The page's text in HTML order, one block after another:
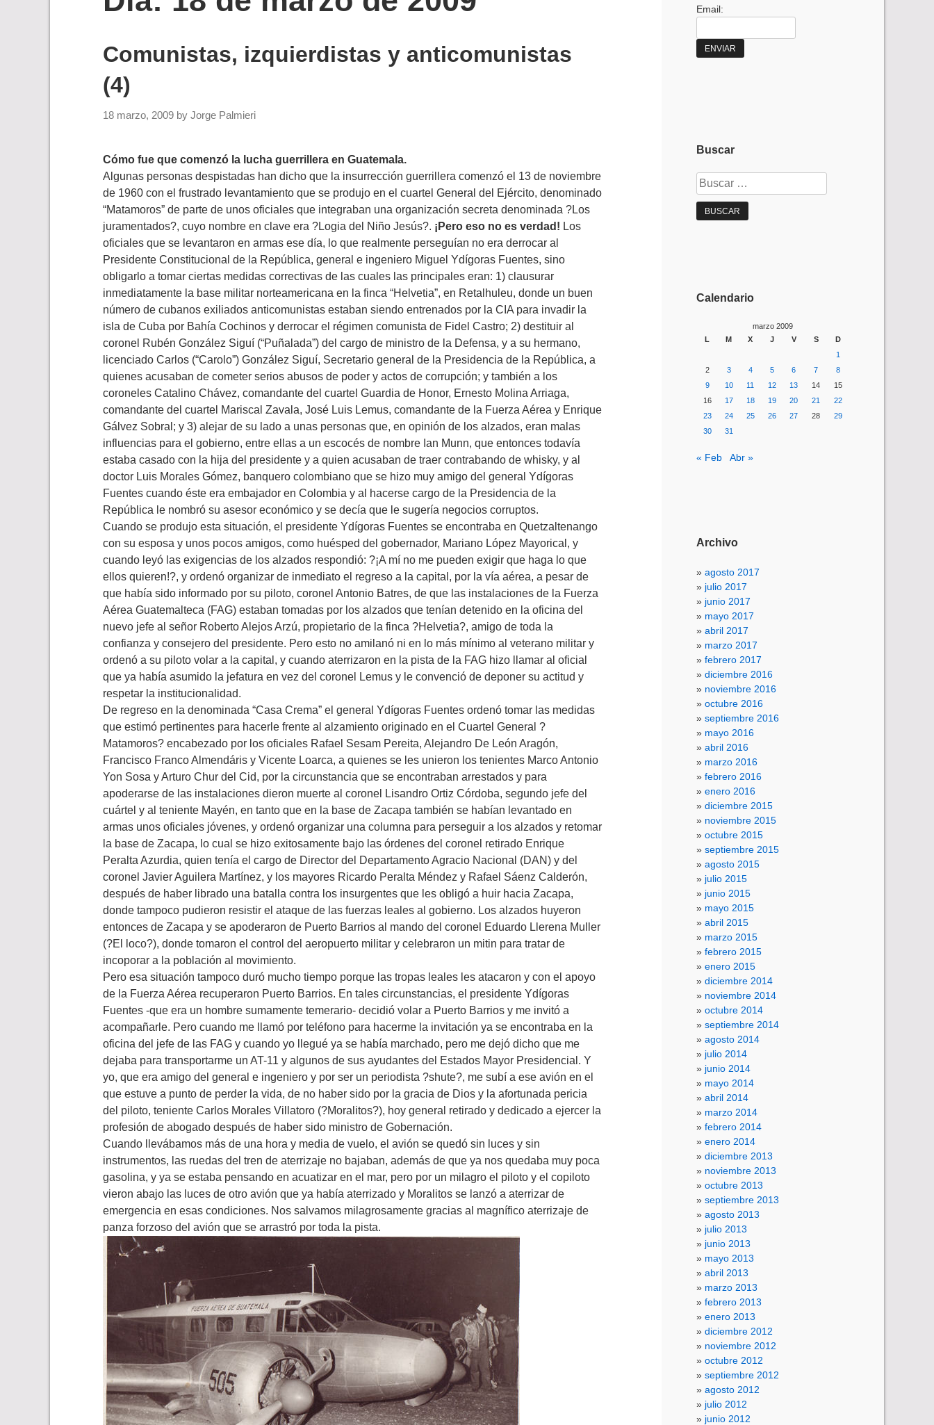
Comunistas, izquierdistas y anticomunistas
(4)
18 marzo, 2009 by Jorge Palmieri
Cómo fue que comenzó la lucha guerrillera en Guatemala.
Algunas personas despistadas han dicho que la insurrección guerrillera comenzó el 13 de noviembre
de 1960 con el frustrado levantamiento que se produjo en el cuartel General del Ejército, denominado
“Matamoros” de parte de unos oficiales que integraban una organización secreta denominada ?Los
juramentados?, cuyo nombre en clave era ?Logia del Niño Jesús?. ¡Pero eso no es verdad! Los
oficiales que se levantaron en armas ese día, lo que realmente perseguían no era derrocar al
Presidente Constitucional de la República, general e ingeniero Miguel Ydígoras Fuentes, sino
obligarlo a tomar ciertas medidas correctivas de las cuales las principales eran: 1) clausurar
inmediatamente la base militar norteamericana en la finca “Helvetia”, en Retalhuleu, donde un buen
número de cubanos exiliados anticomunistas estaban siendo entrenados por la CIA para invadir la
isla de Cuba por Bahía Cochinos y derrocar el régimen comunista de Fidel Castro; 2) destituir al
coronel Rubén González Siguí (“Puñalada”) del cargo de ministro de la Defensa, y a su hermano,
licenciado Carlos (“Carolo”) González Siguí, Secretario general de la Presidencia de la República, a
quienes acusaban de cometer serios abusos de poder y actos de corrupción; y también a los
coroneles Catalino Chávez, comandante del cuartel Guardia de Honor, Ernesto Molina Arriaga,
comandante del cuartel Mariscal Zavala, José Luis Lemus, comandante de la Fuerza Aérea y Enrique
Gálvez Sobral; y 3) alejar de su lado a unas personas que, en opinión de los alzados, eran malas
influencias para el gobierno, entre ellas a un escocés de nombre Ian Munn, que entonces todavía
estaba casado con la hija del presidente y a quien acusaban de traer contrabando de whisky, y al
doctor Luis Morales Gómez, banquero colombiano que se hizo muy amigo del general Ydígoras
Fuentes cuando éste era embajador en Colombia y al hacerse cargo de la Presidencia de la
República le nombró su asesor económico y se decía que le sugería negocios corruptos.
Cuando se produjo esta situación, el presidente Ydígoras Fuentes se encontraba en Quetzaltenango
con su esposa y unos pocos amigos, como huésped del gobernador, Mariano López Mayorical, y
cuando leyó las exigencias de los alzados respondió: ?¡A mí no me pueden exigir que haga lo que
ellos quieren!?, y ordenó organizar de inmediato el regreso a la capital, por la vía aérea, a pesar de
que había sido informado por su piloto, coronel Antonio Batres, de que las instalaciones de la Fuerza
Aérea Guatemalteca (FAG) estaban tomadas por los alzados que tenían detenido en la oficina del
nuevo jefe al señor Roberto Alejos Arzú, propietario de la finca ?Helvetia?, amigo de toda la
confianza y consejero del presidente. Pero esto no amilanó ni en lo más mínimo al veterano militar y
ordenó a su piloto volar a la capital, y cuando aterrizaron en la pista de la FAG hizo llamar al oficial
que ya había asumido la jefatura en vez del coronel Lemus y le convenció de deponer su actitud y
respetar la institucionalidad.
De regreso en la denominada “Casa Crema” el general Ydígoras Fuentes ordenó tomar las medidas
que estimó pertinentes para hacerle frente al alzamiento originado en el Cuartel General ?
Matamoros? encabezado por los oficiales Rafael Sesam Pereita, Alejandro De León Aragón,
Francisco Franco Almendáris y Vicente Loarca, a quienes se les unieron los tenientes Marco Antonio
Yon Sosa y Arturo Chur del Cid, por la circunstancia que se encontraban arrestados y para
apoderarse de las instalaciones dieron muerte al coronel Lisandro Ortiz Córdoba, segundo jefe del
cuártel y al teniente Mayén, en tanto que en la base de Zacapa también se habían levantado en
armas unos oficiales jóvenes, y ordenó organizar una columna para perseguir a los alzados y retomar
la base de Zacapa, lo cual se hizo exitosamente bajo las órdenes del coronel retirado Enrique
Peralta Azurdia, quien tenía el cargo de Director del Departamento Agracio Nacional (DAN) y del
coronel Javier Aguilera Martínez, y los mayores Ricardo Peralta Méndez y Rafael Sáenz Calderón,
después de haber librado una batalla contra los insurgentes que les obligó a huir hacia Zacapa,
donde tampoco pudieron resistir el ataque de las fuerzas leales al gobierno. Los alzados huyeron
entonces de Zacapa y se apoderaron de Puerto Barrios al mando del coronel Eduardo Llerena Muller
(?El loco?), donde tomaron el control del aeropuerto militar y celebraron un mitin para tratar de
incoporar a la población al movimiento.
Pero esa situación tampoco duró mucho tiempo porque las tropas leales les atacaron y con el apoyo
de la Fuerza Aérea recuperaron Puerto Barrios. En tales circunstancias, el presidente Ydígoras
Fuentes -que era un hombre sumamente temerario- decidió volar a Puerto Barrios y me invitó a
acompañarle. Pero cuando me llamó por teléfono para hacerme la invitación ya se encontraba en la
oficina del jefe de las FAG y cuando yo llegué ya se había marchado, pero me dejó dicho que me
dejaba para transportarme un AT-11 y algunos de sus ayudantes del Estados Mayor Presidencial. Y
yo, que era amigo del general e ingeniero y por ser un periodista ?shute?, me subí a ese avión en el
que estuve a punto de perder la vida, de no haber sido por la gracia de Dios y la afortunada pericia
del piloto, teniente Carlos Morales Villatoro (?Moralitos?), hoy general retirado y dedicado a ejercer la
profesión de abogado después de haber sido ministro de Gobernación.
Cuando llevábamos más de una hora y media de vuelo, el avión se quedó sin luces y sin
instrumentos, las ruedas del tren de aterrizaje no bajaban, además de que ya nos quedaba muy poca
gasolina, y ya se estaba pensando en acuatizar en el mar, pero por un milagro el piloto y el copiloto
vieron abajo las luces de otro avión que ya había aterrizado y Moralitos se lanzó a aterrizar de
emergencia en esas condiciones. Nos salvamos milagrosamente gracias al magnífico aterrizaje de
panza forzoso del avión que se arrastró por toda la pista.
Email:
Buscar
Buscar:
Calendario
marzo 2009
L
M X J V S
D
1
2
3 4 5 6 7
8
9
10 11 12 13 14
15
16
17 18 19 20 21
22
23
24 25 26 27 28
29
30
31
« Feb Abr »
Archivo
agosto 2017
julio 2017
junio 2017
mayo 2017
abril 2017
marzo 2017
febrero 2017
diciembre 2016
noviembre 2016
octubre 2016
septiembre 2016
mayo 2016
abril 2016
marzo 2016
febrero 2016
enero 2016
diciembre 2015
noviembre 2015
octubre 2015
septiembre 2015
agosto 2015
julio 2015
junio 2015
mayo 2015
abril 2015
marzo 2015
febrero 2015
enero 2015
diciembre 2014
noviembre 2014
octubre 2014
septiembre 2014
agosto 2014
julio 2014
junio 2014
mayo 2014
abril 2014
marzo 2014
febrero 2014
enero 2014
diciembre 2013
noviembre 2013
octubre 2013
septiembre 2013
agosto 2013
julio 2013
junio 2013
mayo 2013
abril 2013
marzo 2013
febrero 2013
enero 2013
diciembre 2012
noviembre 2012
octubre 2012
septiembre 2012
agosto 2012
julio 2012
junio 2012